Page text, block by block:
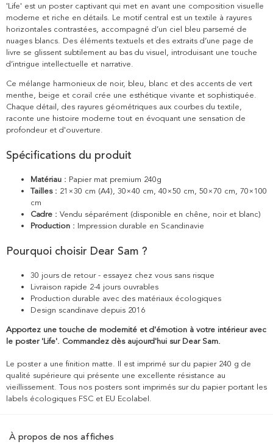
'Life' est un poster captivant qui met en avant une composition visuelle
moderne et riche en détails. Le motif central est un textile à rayures
horizontales contrastées, accompagné d’un ciel bleu parsemé de
nuages blancs. Des éléments textuels et des extraits d’une page de
livre se glissent subtilement au bas du visuel, introduisant une touche
d’intrigue intellectuelle et narrative.
Ce mélange harmonieux de noir, bleu, blanc et des accents de vert
menthe, beige et corail crée une esthétique vivante et sophistiquée.
Chaque détail, des rayures géométriques aux courbes du textile,
raconte une histoire moderne tout en évoquant une sensation de
profondeur et d'ouverture.
Spécifications du produit
Matériau : Papier mat premium 240g
Tailles : 21×30 cm (A4), 30×40 cm, 40×50 cm, 50×70 cm, 70×100
cm
Cadre : Vendu séparément (disponible en chêne, noir et blanc)
Production : Impression durable en Scandinavie
Pourquoi choisir Dear Sam ?
30 jours de retour - essayez chez vous sans risque
Livraison rapide 2-4 jours ouvrables
Production durable avec des matériaux écologiques
Design scandinave depuis 2016
Apportez une touche de modernité et d'émotion à votre intérieur avec
le poster 'Life'. Commandez dès aujourd'hui sur Dear Sam.
Le poster a une finition matte. Il est imprimé sur du papier 240 g de
qualité supérieure qui présente une excellente résistance au
vieillissement. Tous nos posters sont imprimés sur du papier portant les
labels écologiques FSC et EU Ecolabel.
À propos de nos affiches